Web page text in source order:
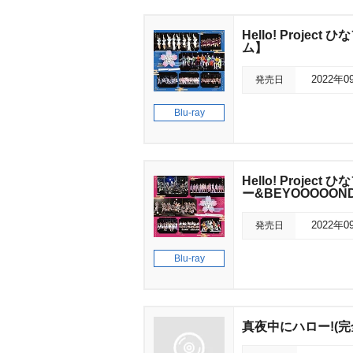
Blu-ray
Hello! Project ひ
ム】
発売日 2022年
Blu-ray
Hello! Project ひな
ー
発売日 2022年
真夜中にハロー!(